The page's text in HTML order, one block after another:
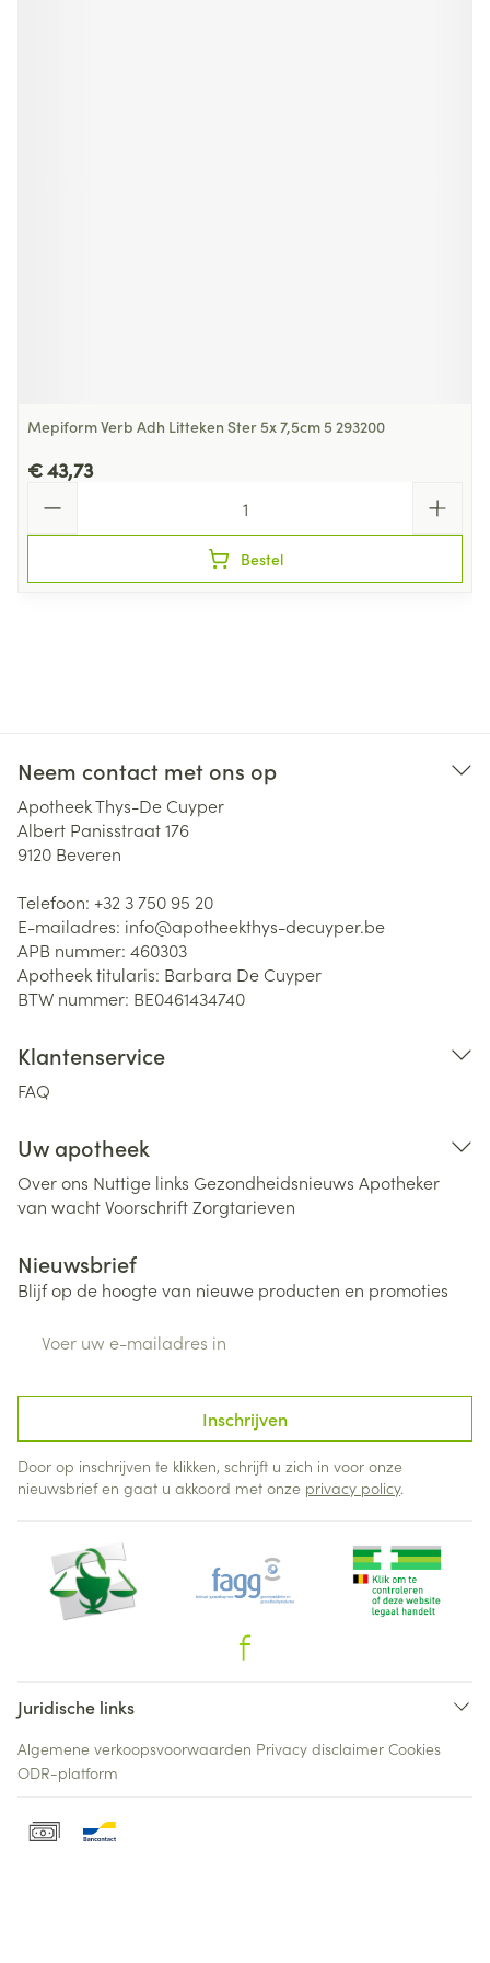
Mepiform Verb Adh Litteken Ster 5x 7,5cm 5 293200
€ 43,73
Bestel
Neem contact met ons op
Apotheek Thys-De Cuyper
Albert Panisstraat 176
9120 Beveren
Telefoon: +32 3 750 95 20
E-mailadres: info@apotheekthys-decuyper.be
APB nummer: 460303
Apotheek titularis: Barbara De Cuyper
BTW nummer: BE0461434740
Klantenservice
FAQ
Uw apotheek
Over ons Nuttige links Gezondheidsnieuws Apotheker
van wachtVoorschriftZorgtarieven
Nieuwsbrief
Blijf op de hoogte van nieuwe producten en promoties
Inschrijven
Door op inschrijven te klikken, schrijft u zich in voor onze
nieuwsbrief en gaat u akkoord met onze privacy policy.
Juridische links
Algemene verkoopsvoorwaarden Privacy disclaimer Cookies
ODR-platform